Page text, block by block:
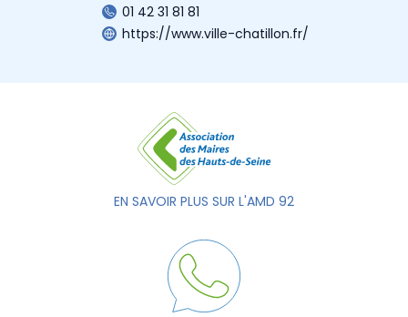
01 42 31 81 81
https://www.ville-chatillon.fr/
EN SAVOIR PLUS SUR L'AMD 92